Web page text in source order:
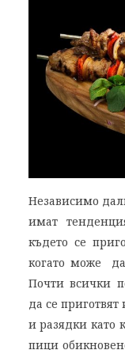
Независимо
имат
където се
когато може
Почти всички
да се
и разядки
пици